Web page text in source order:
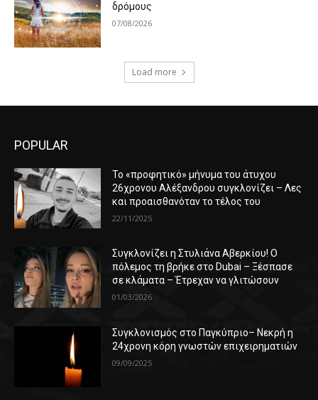
δρόμους
07/08/2026
Load more
POPULAR
Το «προφητικό» μήνυμα του άτυχου
26χρονου Αλέξανδρου συγκλονίζει – Λες
και προαισθανόταν το τέλος του
22/11/2025
Συγκλονίζει η Στυλιάνα Αβερκίου! Ο
πόλεμος τη βρήκε στο Dubai – Ξέσπασε
σε κλάματα – Έτρεχαν να γλιτώσουν
01/03/2026
Συγκλονισμός στο Παγκύπριο– Νεκρή η
24χρονη κόρη γνωστών επιχειρηματιών
09/09/2025